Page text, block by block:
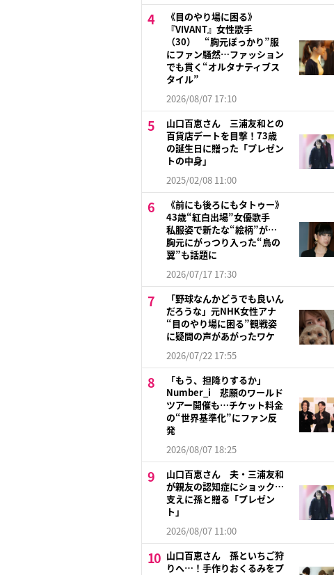
《目のやり場に困る》
『VIVANT』女性歌手
（30） “胸元ぽっかり”服
にファン騒然…ファッション
でも貫く“オルタナティブス
タイル”
2026/08/07 17:10
山口百恵さん 三浦友和との
百貨店デートを目撃！73歳
の誕生日に贈った「プレゼン
トの中身」
2025/02/08 11:00
《前にも後ろにもタトゥー》
43歳“紅白出場”女優歌手
私服姿で新たな“絵柄”が…
胸元にがっつり入った“鳥の
翼”も話題に
2026/07/17 17:30
「野球なんかどうでも良いん
だろうな」元NHK女性アナ
“目のやり場に困る”観戦姿
に疑問の声があがったワケ
2026/07/22 17:55
「もう、担降りするか」
Number_i 悲願のワールド
ツアー開催も…チケット料金
の“世界基準化”にファン反
発
2026/08/07 18:25
山口百恵さん 夫・三浦友和
が親友の認知症にショック…
支えに孫と贈る「プレゼン
ト」
2026/08/07 11:00
山口百恵さん 孫といちご狩
りへ…！手作りおくるみをプ